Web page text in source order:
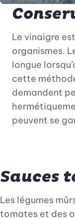
Le vinaigre
organismes.
longue
cette
demandent
peuvent se
Sauces
Les légumes
tomates et des